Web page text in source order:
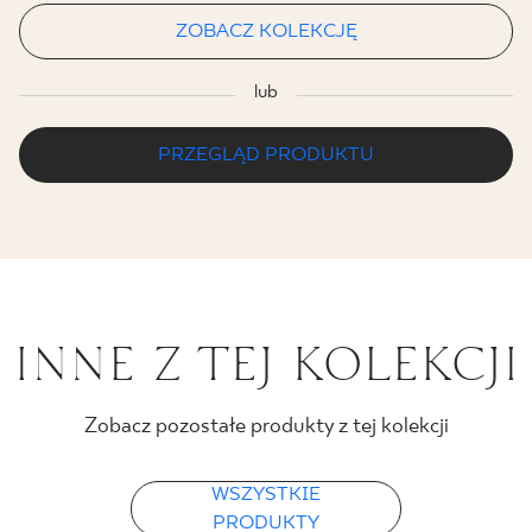
ZOBACZ KOLEKCJĘ
lub
PRZEGLĄD PRODUKTU
INNE Z TEJ KOLEKCJI
Zobacz pozostałe produkty z tej kolekcji
WSZYSTKIE
PRODUKTY